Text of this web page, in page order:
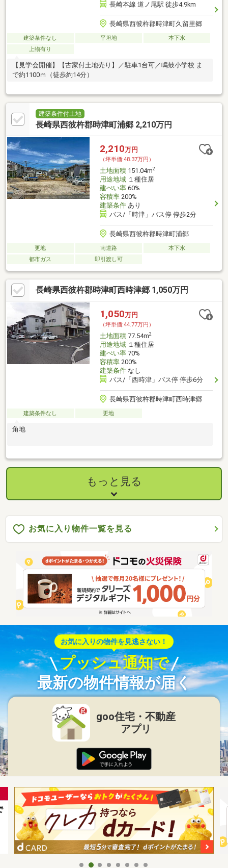
長崎本線 道ノ尾駅 徒歩4.9km
長崎県西彼杵郡時津町久留里郷
建築条件なし 平坦地
本下水
上物有り
【見学会開催】【古家付土地売り】／駐車1台可／鳴鼓小学校 ま
で約1100ｍ（徒歩約14分）
建築条件付土地
長崎県西彼杵郡時津町浦郷 2,210万円
2,210万円
（坪単価:48.37万円）
土地面積151.04m2
用途地域１種住居
建ぺい率60%
容積率200%
建築条件あり
バス/「時津」バス停 停歩2分
長崎県西彼杵郡時津町浦郷
更地 南道路
本下水
都市ガス
即引渡し可
長崎県西彼杵郡時津町西時津郷 1,050万円
1,050万円
（坪単価:44.77万円）
土地面積77.54m2
用途地域１種住居
建ぺい率70%
容積率200%
建築条件なし
バス/「西時津」バス停 停歩6分
長崎県西彼杵郡時津町西時津郷
建築条件なし 更地
角地
もっと見る
お気に入り物件一覧を見る
お気に入りの物件を見逃さない！
プッシュ通知で
最新の物件情報が届く
goo住宅・不動産
アプリ